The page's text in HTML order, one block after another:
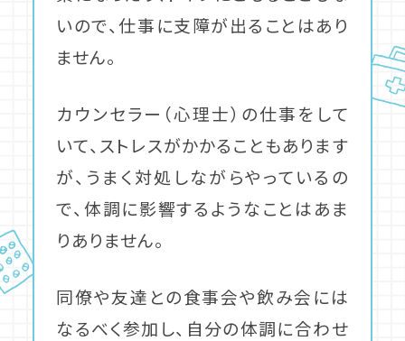
いので、仕事に支障が出ることはあり
ません。
カウンセラー（心理士）の仕事をして
いて、ストレスがかかることもあります
が、うまく対処しながらやっているの
で、体調に影響するようなことはあま
りありません。
同僚や友達との食事会や飲み会には
なるべく参加し、自分の体調に合わせ